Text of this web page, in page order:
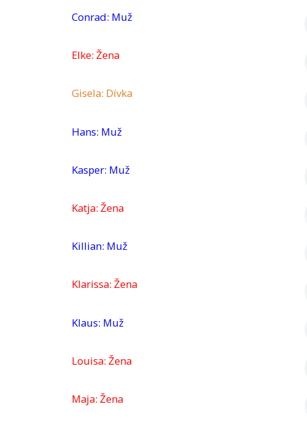
Conrad: Muž
Elke: Žena
Gisela: Dívka
Hans: Muž
Kasper: Muž
Katja: Žena
Killian: Muž
Klarissa: Žena
Klaus: Muž
Louisa: Žena
Maja: Žena